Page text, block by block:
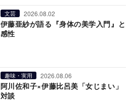
文芸 2026.08.02
伊藤亜紗が語る『身体の美学入門』と
感性
趣味・実用 2026.08.06
阿川佐和子×伊藤比呂美「女じまい」
対談